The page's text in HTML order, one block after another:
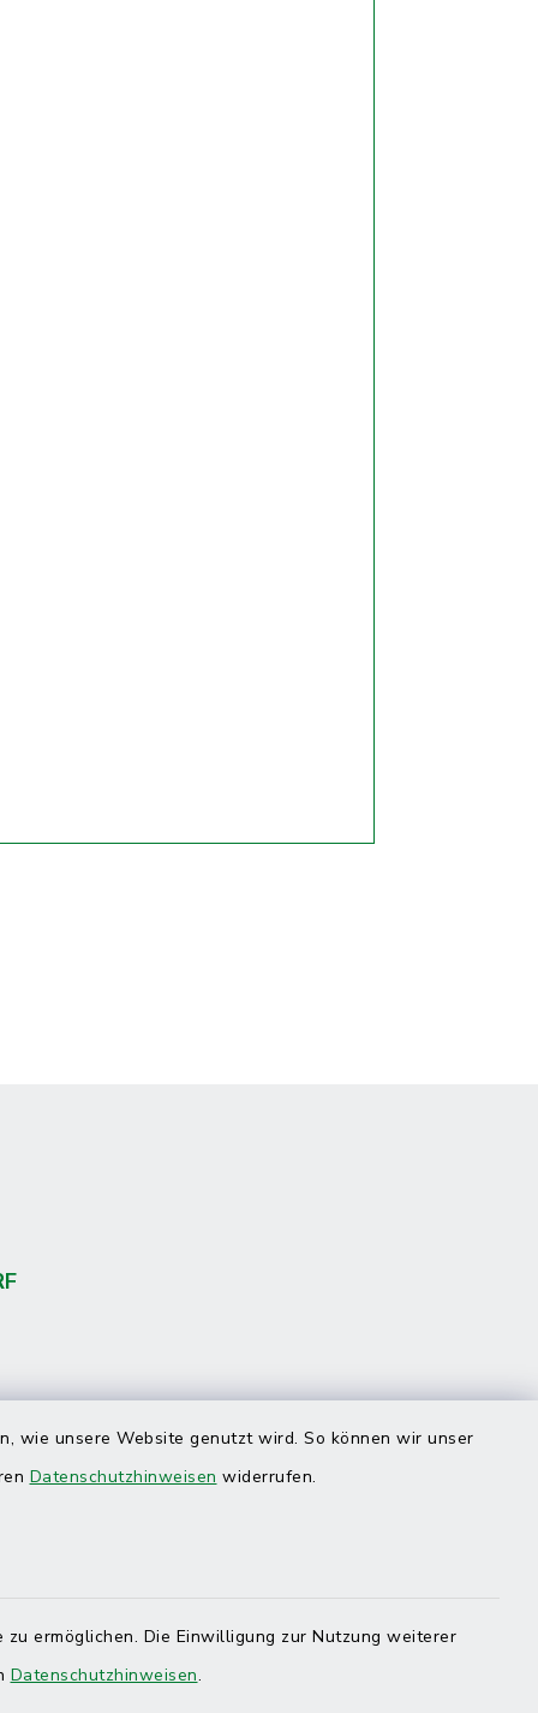
wie unsere Website genutzt wird. So können wir unser
Datenschutzhinweisen widerrufen.
ermöglichen. Die Einwilligung zur Nutzung weiterer
Datenschutzhinweisen.